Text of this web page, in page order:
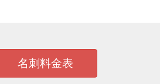
名刺料金表